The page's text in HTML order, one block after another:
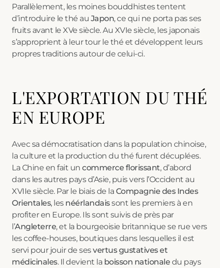
Parallèlement, les moines bouddhistes tentent
d’introduire le thé au Japon, ce qui ne porta pas ses
fruits avant le XVe siècle. Au XVIe siècle, les japonais
s’approprient à leur tour le thé et développent leurs
propres traditions autour de celui-ci.
L'EXPORTATION DU THÉ
EN EUROPE
Avec sa démocratisation dans la population chinoise,
la culture et la production du thé furent décuplées.
La Chine en fait un commerce florissant, d’abord
dans les autres pays d’Asie, puis vers l’Occident au
XVIIe siècle. Par le biais de la Compagnie des Indes
Orientales, les néérlandaissont les premiers à en
profiter en Europe. Ils sont suivis de près par
l’Angleterre, et la bourgeoisie britannique se rue vers
les coffee-houses, boutiques dans lesquelles il est
servi pour jouir de sesvertus gustatives et
médicinales. Il devient la boisson nationale du pays